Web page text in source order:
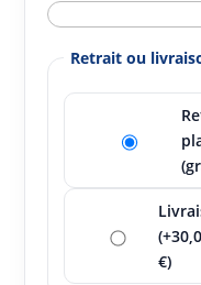
Retrait ou
€)